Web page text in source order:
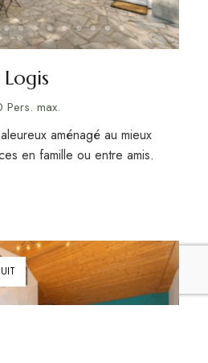
max.
aménagé au mieux
en famille ou entre amis.